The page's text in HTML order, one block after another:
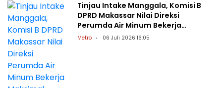
Tinjau Intake Manggala, Komisi B
DPRD Makassar Nilai Direksi
Perumda Air Minum Bekerja
Maksimal
Metro 06 Juli 2026 16:05